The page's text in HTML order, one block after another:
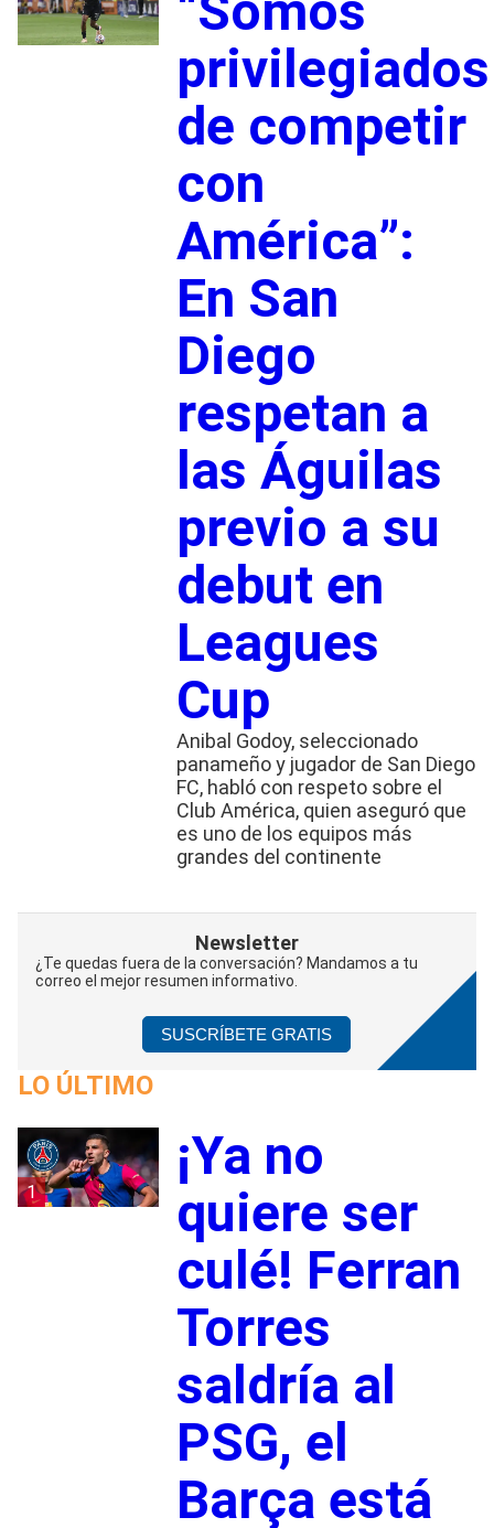
privilegiados
de competir
con
América”:
En San
Diego
respetan a
las Águilas
previo a su
debut en
Leagues
Cup
Anibal Godoy, seleccionado
panameño y jugador de San Diego
FC, habló con respeto sobre el
Club América, quien aseguró que
es uno de los equipos más
grandes del continente
Newsletter
¿Te quedas fuera de la conversación? Mandamos a tu
correo el mejor resumen informativo.
SUSCRÍBETE GRATIS
LO ÚLTIMO
1
¡Ya no
quiere ser
culé! Ferran
Torres
saldría al
PSG, el
Barça está